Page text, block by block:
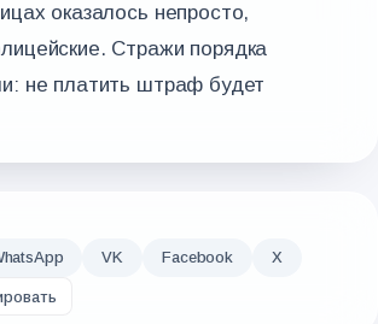
оказалось непросто,
Стражи порядка
не платить штраф будет
VK Facebook X